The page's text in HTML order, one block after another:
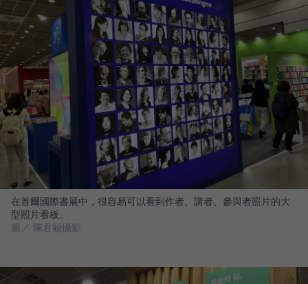
在首爾國際書展中，很容易可以看到作者、講者、參與者照片的大
型照片看板。
圖／ 陳君毅攝影